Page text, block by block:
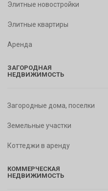
Элитные новостройки
Элитные квартиры
Аренда
ЗАГОРОДНАЯ
НЕДВИЖИМОСТЬ
Загородные дома, поселки
Земельные участки
Коттеджи в аренду
КОММЕРЧЕСКАЯ
НЕДВИЖИМОСТЬ